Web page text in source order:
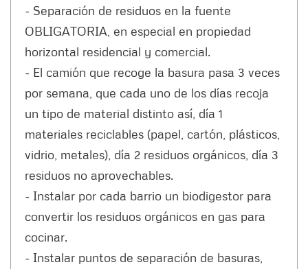
- Separación de residuos en la fuente
OBLIGATORIA, en especial en propiedad
horizontal residencial y comercial.
- El camión que recoge la basura pasa 3 veces
por semana, que cada uno de los días recoja
un tipo de material distinto así, día 1
materiales reciclables (papel, cartón, plásticos,
vidrio, metales), día 2 residuos orgánicos, día 3
residuos no aprovechables.
- Instalar por cada barrio un biodigestor para
convertir los residuos orgánicos en gas para
cocinar.
- Instalar puntos de separación de basuras,